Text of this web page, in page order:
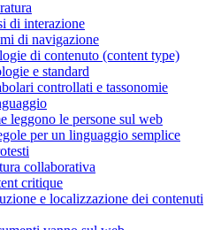
di interazione
di navigazione
di contenuto (content type)
e standard
controllati e tassonomie
leggono le persone sul web
per un linguaggio semplice
collaborativa
critique
e localizzazione dei contenuti